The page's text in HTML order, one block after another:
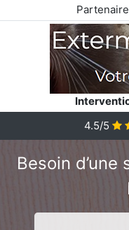
4.5/5
Besoin